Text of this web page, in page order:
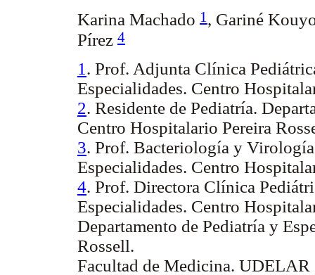
Karina Machado 1 , Gariné
Pírez 4
1 . Prof. Adjunta Clínica
Especialidades. Centro
2. Residente de Pediatría.
Centro Hospitalario Pereira
3. Prof. Bacteriología y
Especialidades. Centro
4. Prof. Directora Clínica
Especialidades. Centro
Departamento de Pediatría y
Rossell.
Facultad de Medicina. UDELAR